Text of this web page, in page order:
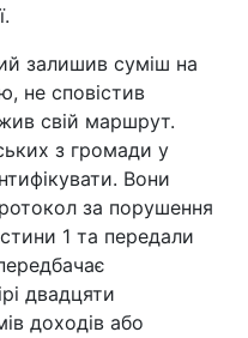
залишив суміш на
не сповістив
свій маршрут.
з громади у
Вони
за порушення
1 та передали
двадцяти
доходів або